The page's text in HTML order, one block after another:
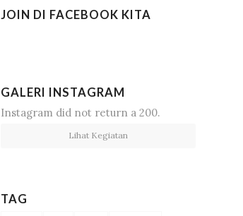
JOIN DI FACEBOOK KITA
GALERI INSTAGRAM
Instagram did not return a 200.
Lihat Kegiatan
TAG